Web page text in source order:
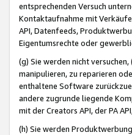
entsprechenden Versuch
Kontaktaufnahme mit
API, Datenfeeds,
Eigentumsrechte oder
(g) Sie werden nicht
manipulieren, zu reparieren
enthaltene Software
andere zugrunde liegende
mit der Creators API, der PA
(h) Sie werden